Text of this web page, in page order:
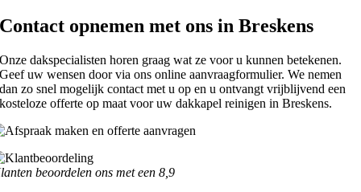
Contact opnemen met ons in Breskens
Onze dakspecialisten horen graag wat ze voor u kunnen betekenen.
Geef uw wensen door via ons online aanvraagformulier. We nemen
dan zo snel mogelijk contact met u op en u ontvangt vrijblijvend een
kosteloze offerte op maat voor uw dakkapel reinigen in Breskens.
beoordelen ons met een 8,9